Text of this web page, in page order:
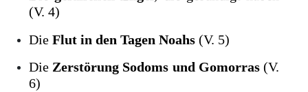
(V. 4)
DieFlut in den Tagen Noahs (V. 5)
Die Zerstörung Sodoms und Gomorras(V.
6)